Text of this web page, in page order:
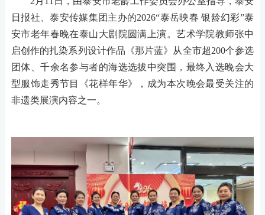
日报社、泰安传媒集团主办的2026“泰岳映春 银龄幻彩”泰
安市老年春晚在泰山大剧院圆满上演。艺术学院教师张中
启创作的扎染系列设计作品《那片蓝》从全市超200个参选
团体、千余名参与者的海选选拔中突围，最终入选晚会大
型服饰走秀节目《花样年华》，成为本次晚会最受关注的
非遗类展演内容之一。